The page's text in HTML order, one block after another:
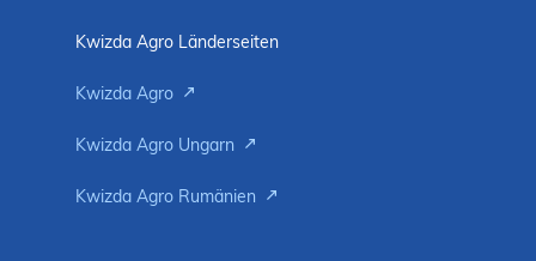
Kwizda Agro Länderseiten
Kwizda Agro
Kwizda Agro Ungarn
Kwizda Agro Rumänien